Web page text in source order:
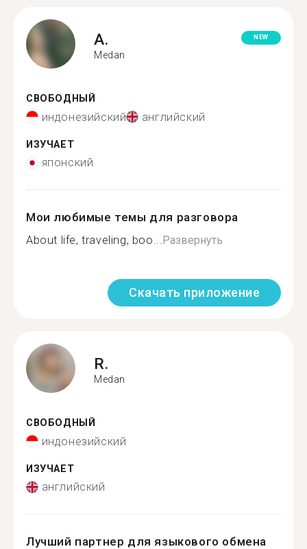
A.
Medan
NEW
СВОБОДНЫЙ
индонезийский английский
ИЗУЧАЕТ
японский
Мои любимые темы для разговора
About life, traveling, boo...Развернуть
Скачать приложение
R.
Medan
СВОБОДНЫЙ
индонезийский
ИЗУЧАЕТ
английский
Лучший партнер для языкового обмена